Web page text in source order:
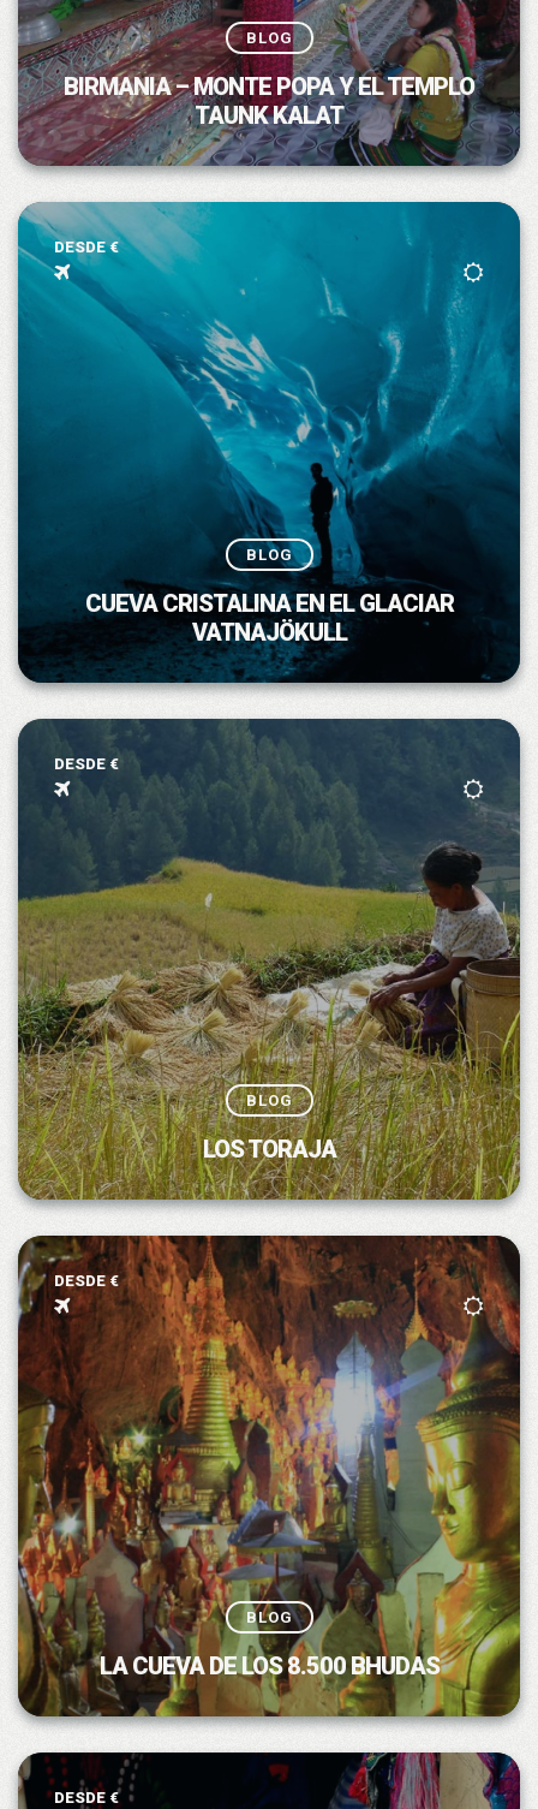
BLOG
BIRMANIA – MONTE POPA Y EL TEMPLO
TAUNK KALAT
DESDE €
BLOG
CUEVA CRISTALINA EN EL GLACIAR
VATNAJÖKULL
DESDE €
BLOG
LOS TORAJA
DESDE €
BLOG
LA CUEVA DE LOS 8.500 BHUDAS
DESDE €